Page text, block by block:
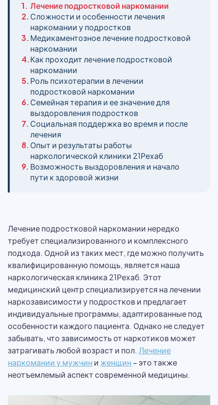
1. Лечение подростковой наркомании
2.Сложности и особенности лечения
наркомании у подростков
3.Медикаментозное лечение подростковой
наркомании
4.Как проходит лечение подростковой
наркомании
5.Роль психотерапии в лечении
подростковой наркомании
6.Семейная терапия и ее значение для
выздоровления подростков
7. Социальная поддержка во время и после
лечения
8.Опыт и результаты работы
наркологической клиники 21Рехаб
9. Возможность выздоровления и начало
пути к здоровой жизни
Лечение подростковой наркомании нередко
требует специализированного и комплексного
подхода. Одной из таких мест, где можно получить
квалифицированную помощь, является наша
наркологическая клиника 21Рехаб. Этот
медицинский центр специализируется на лечении
наркозависимости у подростков и предлагает
индивидуальные программы, адаптированные под
особенности каждого пациента. Однако не следует
забывать, что зависимость от наркотиков может
затрагивать любой возраст и пол. Лечение
наркомании у мужчин и женщин – это также
неотъемлемый аспект современной медицины.